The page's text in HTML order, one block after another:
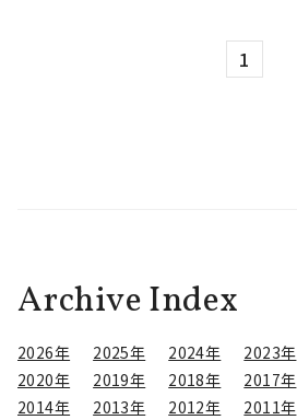
1
Archive Index
2026年 2025年 2024年 2023年
2020年
2019年 2018年 2017年
2014年
2013年 2012年 2011年